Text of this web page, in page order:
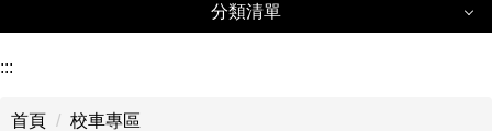
分類清單
關於有木
:::
首頁 校車專區